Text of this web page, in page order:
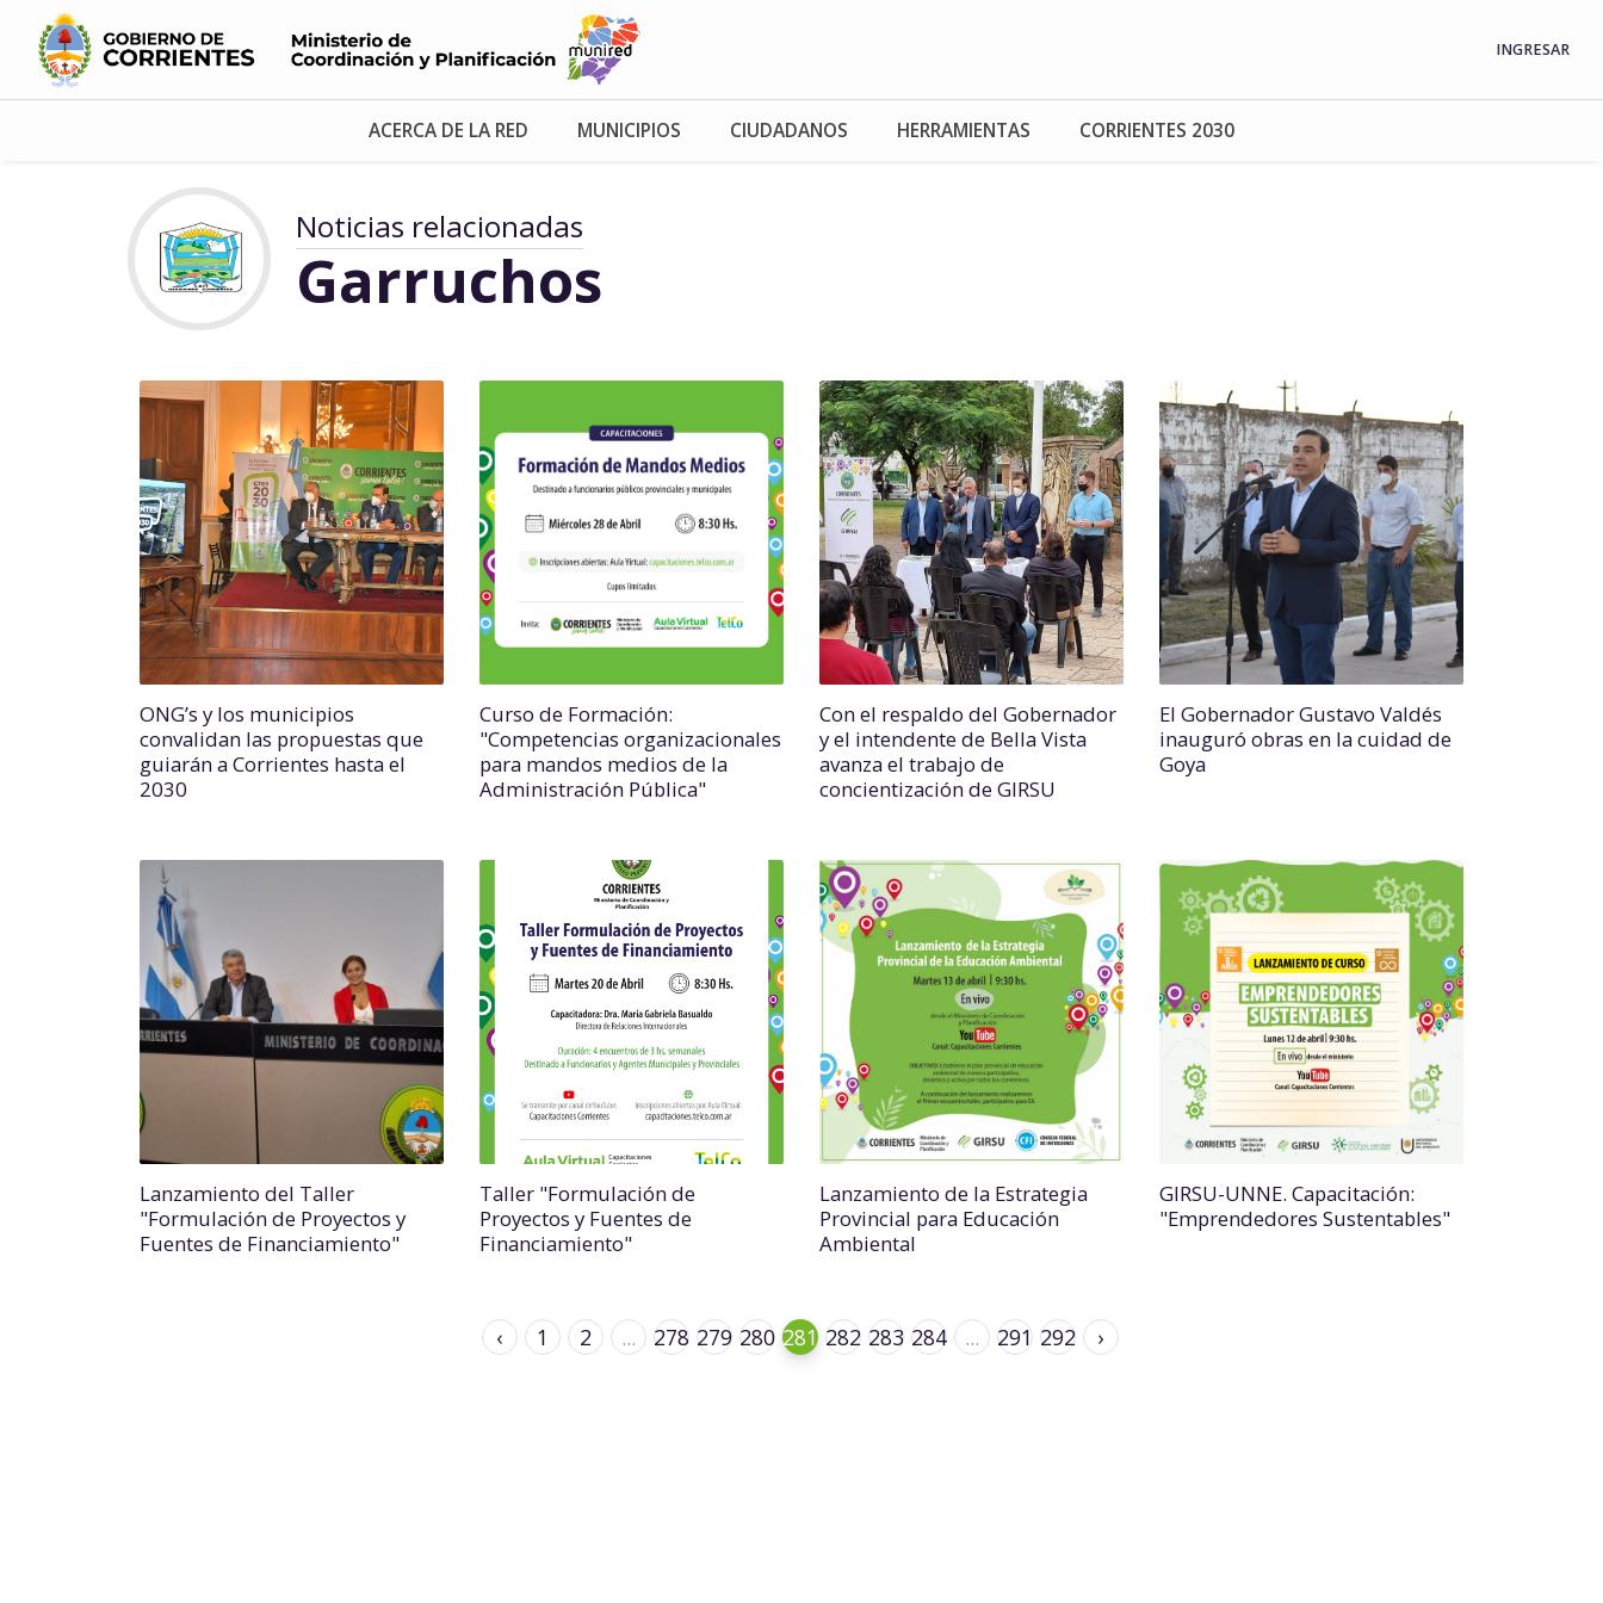
INGRESAR
ACERCA DE LA RED MUNICIPIOS CIUDADANOS HERRAMIENTAS CORRIENTES 2030
Noticias relacionadas
Garruchos
ONG’s y los municipios
convalidan las propuestas que
guiarán a Corrientes hasta el
2030
Curso de Formación:
"Competencias organizacionales
para mandos medios de la
Administración Pública"
Con el respaldo del Gobernador
y el intendente de Bella Vista
avanza el trabajo de
concientización de GIRSU
El Gobernador Gustavo Valdés
inauguró obras en la cuidad de
Goya
Lanzamiento del Taller
"Formulación de Proyectos y
Fuentes de Financiamiento"
Taller "Formulación de
Proyectos y Fuentes de
Financiamiento"
Lanzamiento de la Estrategia
Provincial para Educación
Ambiental
GIRSU-UNNE. Capacitación:
"Emprendedores Sustentables"
‹ 1 2 ... 278 279 280 281 282 283 284 ... 291 292 ›